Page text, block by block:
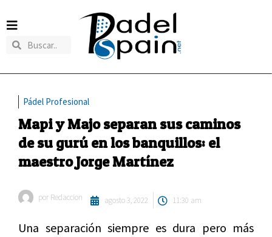
Pádel Profesional
Mapi y Majo separan sus caminos
de su gurú en los banquillos: el
maestro Jorge Martínez
por Redaccion agosto 3, 2022 11:30 am
Una separación siempre es dura pero más